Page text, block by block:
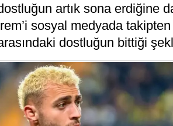
artık sona erdiğine
sosyal medyada
dostluğun bittiği